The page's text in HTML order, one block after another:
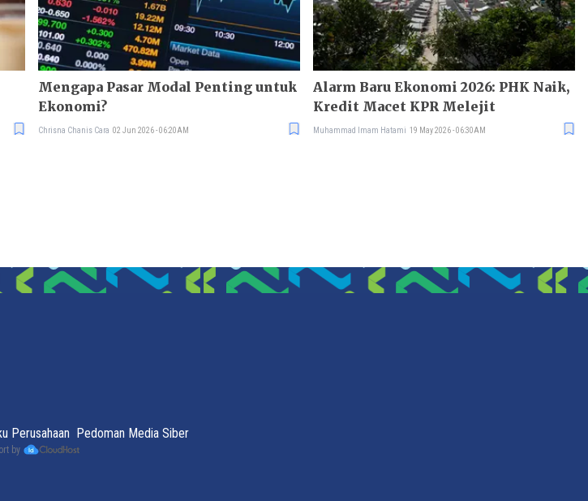
Mengapa Pasar Modal Penting untuk
Ekonomi?
Chrisna Chanis Cara 02 Jun 2026 - 06:20AM
Alarm Baru Ekonomi 2026: PHK Naik,
Kredit Macet KPR Melejit
Muhammad Imam Hatami 19 May 2026 - 06:30AM
Perusahaan Pedoman Media Siber
by